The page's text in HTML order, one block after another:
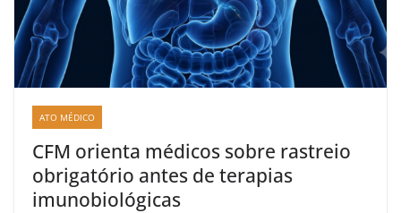
ATO MÉDICO
CFM orienta médicos sobre rastreio
obrigatório antes de terapias
imunobiológicas